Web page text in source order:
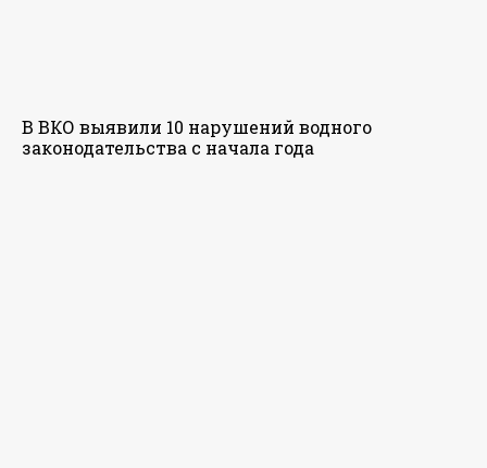
В ВКО выявили 10 нарушений водного
законодательства с начала года